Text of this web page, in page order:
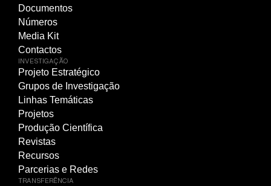
Documentos
Números
Media Kit
Contactos
INVESTIGAÇÃO
Projeto Estratégico
Grupos de Investigação
Linhas Temáticas
Projetos
Produção Científica
Revistas
Recursos
Parcerias e Redes
TRANSFERÊNCIA